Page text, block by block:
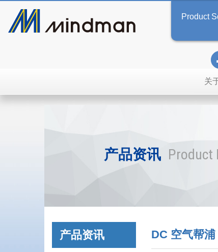
Product
关
产品资讯 Product
产品资讯 DC 空气帮浦